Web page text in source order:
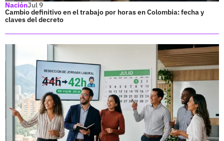
NaciónJul 9
Cambio definitivo en el trabajo por horas en Colombia: fecha y
claves del decreto